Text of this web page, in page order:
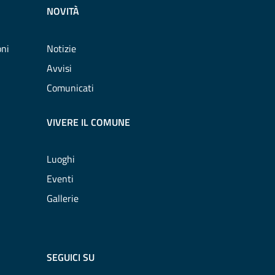
NOVITÀ
Notizie
Avvisi
Comunicati
VIVERE IL COMUNE
Luoghi
Eventi
Gallerie
SEGUICI SU